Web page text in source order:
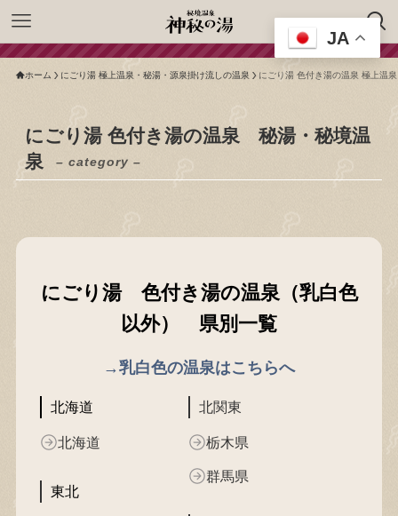
ホーム にごり湯 極上温泉・秘湯・源泉掛け流しの温泉 にごり湯 色付き湯の温泉 極上温
にごり湯 色付き湯の温泉 秘湯・秘境温
泉
– category –
にごり湯 色付き湯の温泉（乳白色
以外） 県別一覧
→乳白色の温泉はこちらへ
北海道
北海道
東北
北関東
栃木県
群馬県
JA